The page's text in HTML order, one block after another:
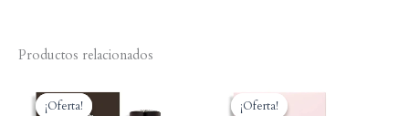
Productos relacionados
¡Oferta!
¡Oferta! ¡Oferta!
¡Oferta!